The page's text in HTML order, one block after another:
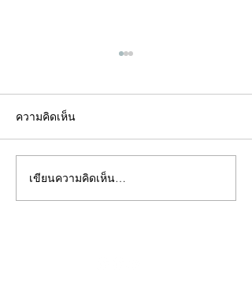
คอลัมน์"จับชีพจรวงการ
พระ"ประจำพุธที่ 29
ความคิดเห็น
เขียนความคิดเห็น…